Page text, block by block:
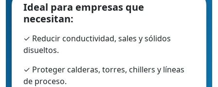
Ideal para empresas que
necesitan:
✓ Reducir conductividad, sales y sólidos
disueltos.
✓ Proteger calderas, torres, chillers y líneas
de proceso.